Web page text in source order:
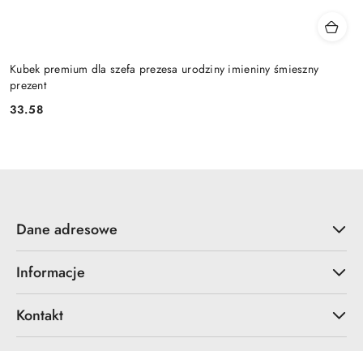
Kubek premium dla szefa prezesa urodziny imieniny śmieszny
prezent
Cena:
33.58
Dane adresowe
Informacje
Kontakt